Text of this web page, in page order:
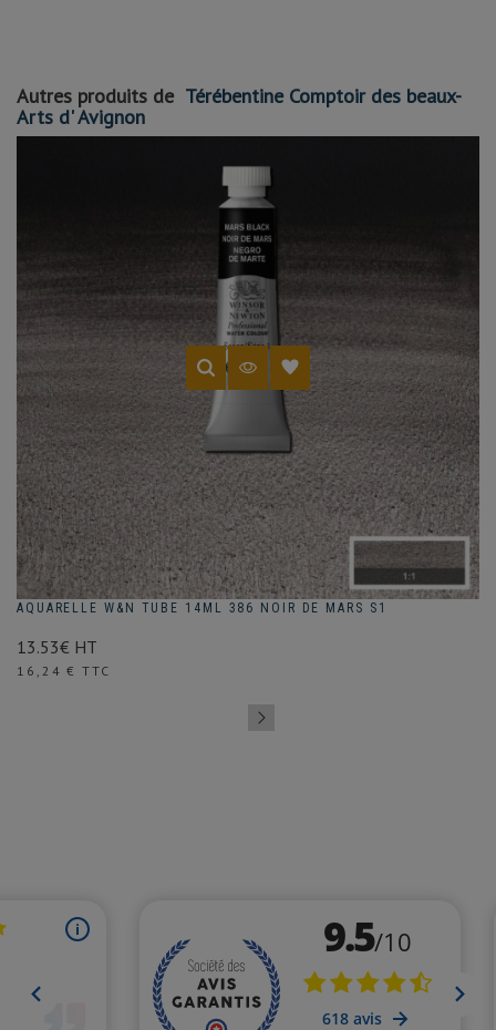
Autres produits de Térébentine Comptoir des beaux-
Arts d' Avignon
AQUARELLE W&N TUBE 14ML 386 NOIR DE MARS S1
13.53€ HT
Prix
16,24 € TTC